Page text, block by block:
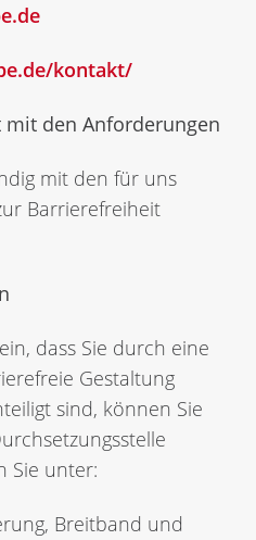
kontakt/
mit den Anforderungen
mit den für uns
Barrierefreiheit
dass Sie durch eine
Gestaltung
sind, können Sie
Sie unter:
Breitband und